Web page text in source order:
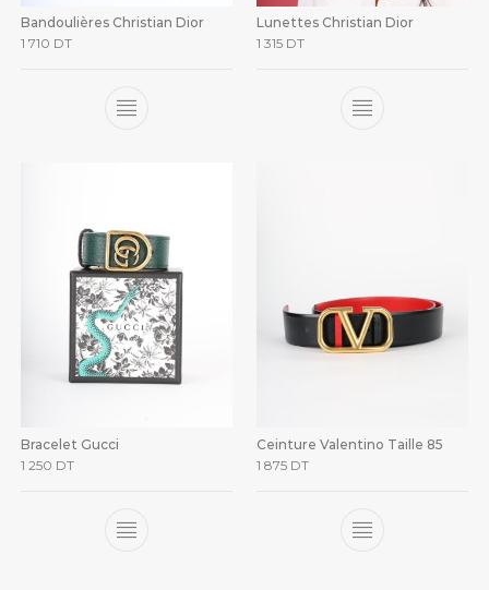
Bandoulières Christian Dior
1 710 DT
Lunettes Christian Dior
1 315 DT
Bracelet Gucci
1 250 DT
Ceinture Valentino Taille 85
1 875 DT